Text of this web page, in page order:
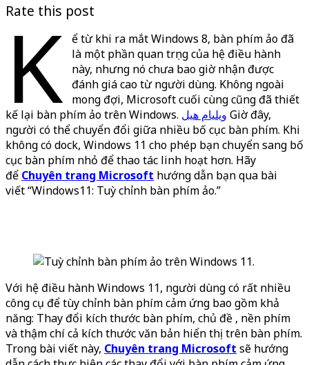
Rate this post
K
ể từ khi ra mắt Windows 8, bàn phím ảo đã
là một phần quan trọng của hệ điều hành
này, nhưng nó chưa bao giờ nhận được
đánh giá cao từ người dùng. Không ngoài
mong đợi, Microsoft cuối cùng cũng đã thiết
kế lại bàn phím ảo trên Windows. ويليام هيل Giờ đây,
người có thể chuyển đổi giữa nhiều bố cục bàn phím. Khi
không có dock, Windows 11 cho phép bạn chuyển sang bố
cục bàn phím nhỏ để thao tác linh hoạt hơn. Hãy
để Chuyên trang Microsoft hướng dẫn bạn qua bài
viết “Windows11: Tuỳ chỉnh bàn phím ảo.”
Với hệ điều hành Windows 11, người dùng có rất nhiều
công cụ để tùy chỉnh bàn phím cảm ứng bao gồm khả
năng: Thay đổi kích thước bàn phím, chủ đề , nền phím
và thậm chí cả kích thước văn bản hiển thị trên bàn phím.
Trong bài viết này, Chuyên trang Microsoft sẽ hướng